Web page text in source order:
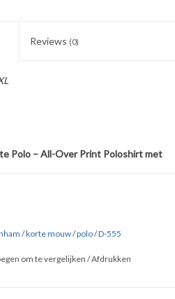
Reviews (0)
Polo – All-Over Print Poloshirt met
toe aan je garderobe met de
Polo, waar comfort en moderne
uit puur katoen biedt dit poloshirt
print geeft het shirt een moeiteloze
/korte mouw/polo/D-555
om te vergelijken /Afdrukken